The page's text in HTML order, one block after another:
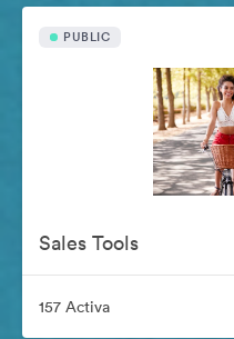
PUBLIC
Sales Tools
157 Activa